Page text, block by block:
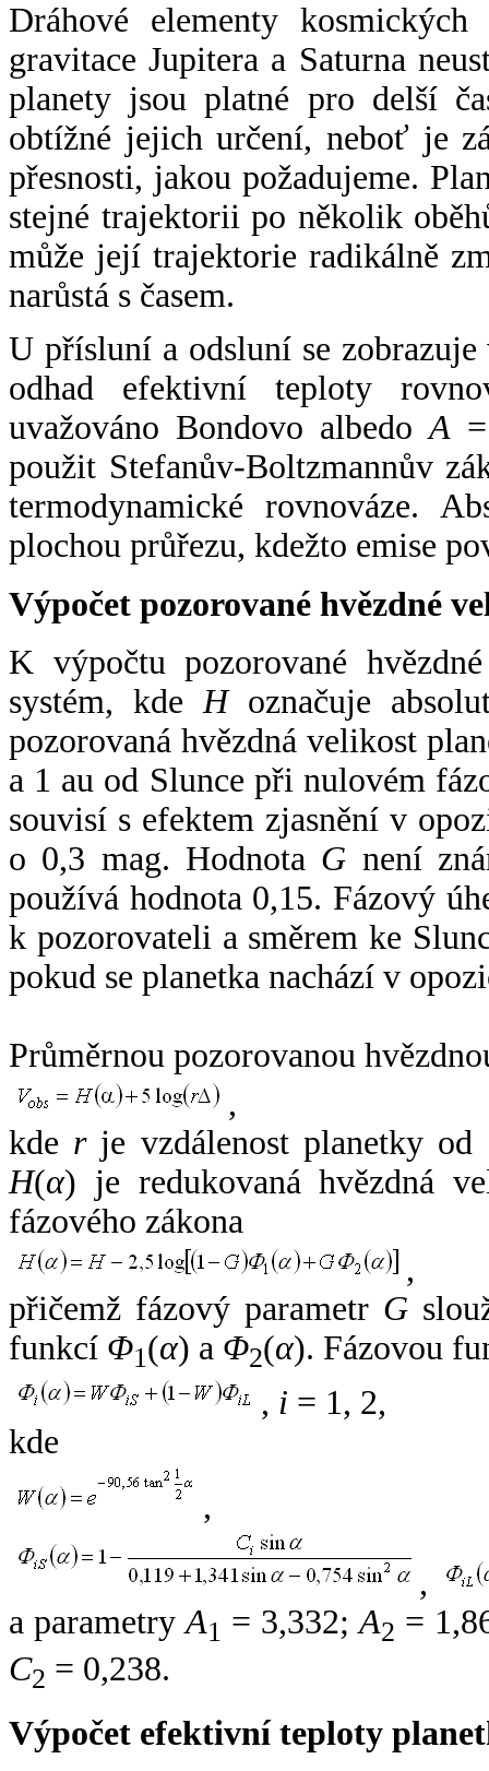
Dráhové elementy
gravitace Jupitera a Saturna
planety jsou platné pro delší
obtížné jejich určení, neboť je
přesnosti, jakou požadujeme.
stejné trajektorii po několik
může její trajektorie radikálně
narůstá s časem.
U přísluní a odsluní se
odhad efektivní teploty
uvažováno Bondovo albedoA
použit Stefanův-Boltzmannův
termodynamické rovnováze.
plochou průřezu, kdežto emise
Výpočet pozorované hvězdné
K výpočtu pozorované
systém, kde Hoznačuje
pozorovaná hvězdná velikost
a 1 au od Slunce při nulovém
souvisí s efektem zjasnění v
o 0,3 mag. Hodnota G není
používá hodnota 0,15. Fázový
k pozorovateli a směrem ke
pokud se planetka nachází v
Průměrnou pozorovanou
,
kde rje vzdálenost planetky od
H(α) je redukovaná hvězdná
fázového zákona
,
přičemž fázový parametr G
funkcí Φ1(α) a Φ2(α). Fázovou
, i = 1, 2,
kde
,
,
a parametryA1 = 3,332;A2 =
C2 = 0,238.
Výpočet efektivní teploty